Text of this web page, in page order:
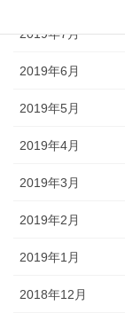
2019年7月
2019年6月
2019年5月
2019年4月
2019年3月
2019年2月
2019年1月
2018年12月